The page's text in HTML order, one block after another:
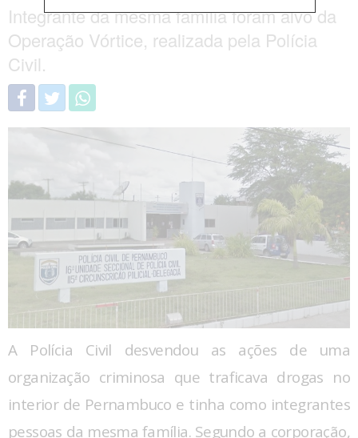
Integrante da mesma família foram alvo da
Operação Vórtice, realizada pela Polícia
Civil.
A Polícia Civil desvendou as ações de uma
organização criminosa que traficava drogas no
interior de Pernambuco e tinha como integrantes
pessoas da mesma família. Segundo a corporação,